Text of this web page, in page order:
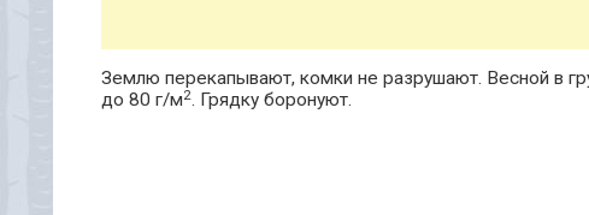
Землю перекапывают, комки не разрушают. Весной в
до 80 г/м2. Грядку боронуют.